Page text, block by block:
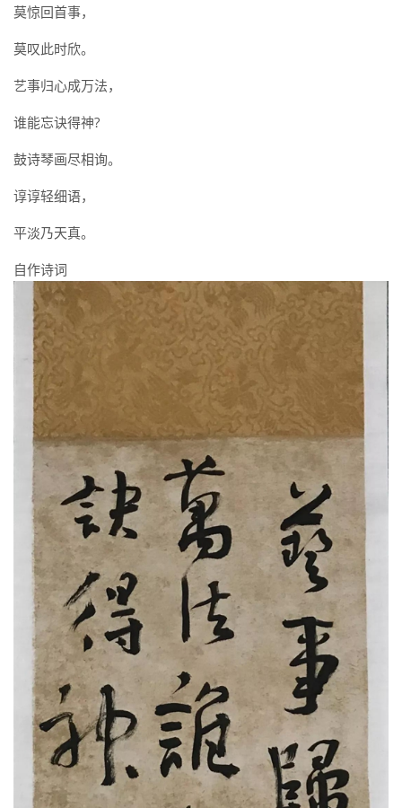
莫惊回首事，
莫叹此时欣。
艺事归心成万法，
谁能忘诀得神?
鼓诗琴画尽相询。
谆谆轻细语，
平淡乃天真。
自作诗词